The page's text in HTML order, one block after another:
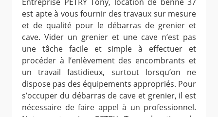
est apte à vous fournir des travaux sur mesure
et de qualité pour le débarras de grenier et
cave. Vider un grenier et une cave n’est pas
une tâche facile et simple à effectuer et
procéder à l’enlèvement des encombrants et
un travail fastidieux, surtout lorsqu’on ne
dispose pas des équipements appropriés. Pour
s’occuper du débarras de cave et grenier, il est
nécessaire de faire appel à un professionnel.